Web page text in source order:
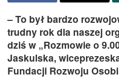
– To był bardzo
trudny rok dla naszej
dziś w „Rozmowie o
Jaskulska,
Fundacji Rozwoju